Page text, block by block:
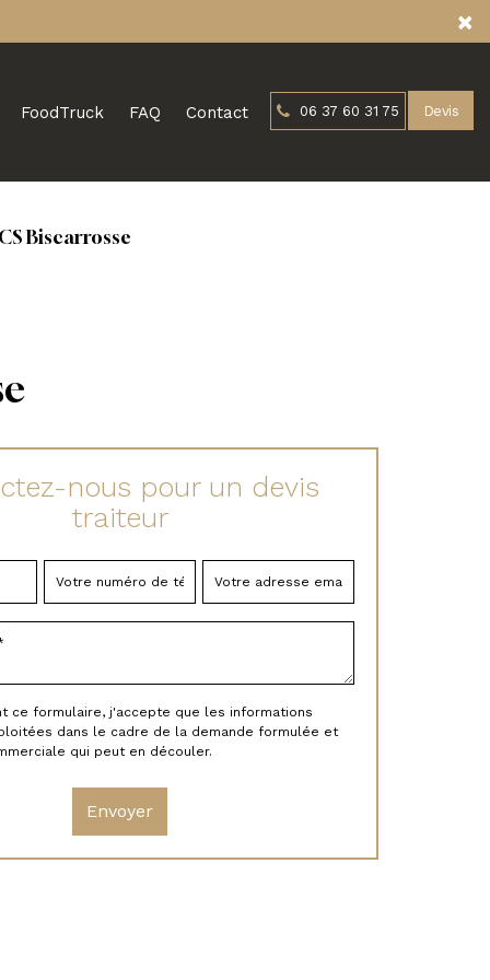
×
FoodTruck FAQ Contact 06 37 60 31 75 Devis
Biscarrosse
nous pour un devis
traiteur
ce formulaire, j'accepte que les informations
dans le cadre de la demande formulée et
qui peut en découler.